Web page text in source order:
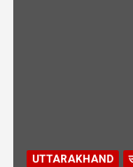
UTTARAKHAND